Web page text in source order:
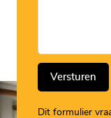
Versturen
Dit formulier